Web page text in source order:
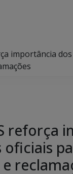
importância
reforça
oficiais